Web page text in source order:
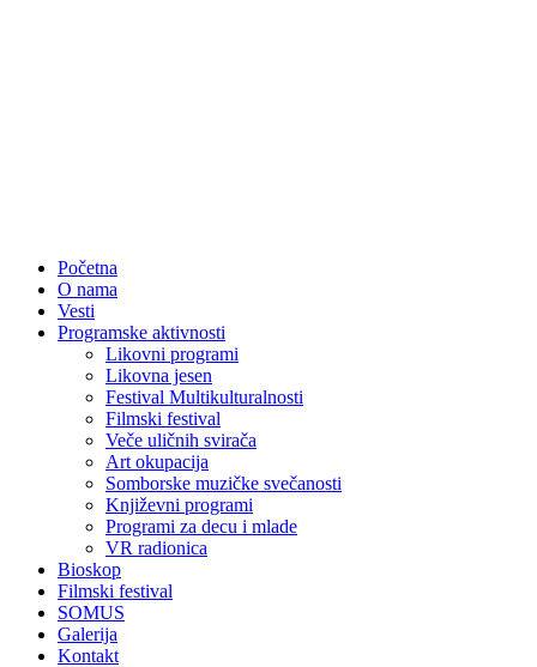
Početna
O nama
Vesti
Programske aktivnosti
Likovni programi
Likovna jesen
Festival Multikulturalnosti
Filmski festival
Veče uličnih svirača
Art okupacija
Somborske muzičke svečanosti
Književni programi
Programi za decu i mlade
VR radionica
Bioskop
Filmski festival
SOMUS
Galerija
Kontakt